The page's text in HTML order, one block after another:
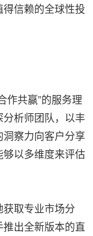
信赖的全球性投
共赢”的服务理
析师团队，以丰
察力向客户分享
以多维度来评估
取专业市场分
出全新版本的直